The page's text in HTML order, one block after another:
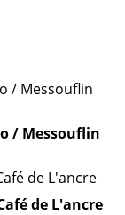
/ Messouflin
de L'ancre